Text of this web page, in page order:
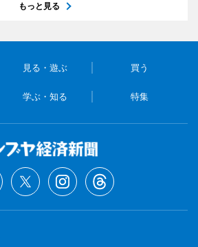
もっと見る
見る・遊ぶ 買う
学ぶ・知る 特集